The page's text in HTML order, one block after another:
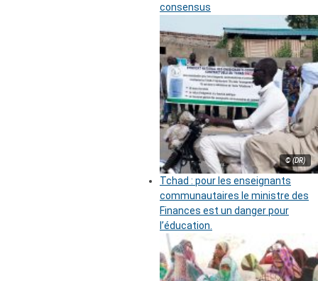
consensus
© (DR)
Tchad : pour les enseignants
communautaires le ministre des
Finances est un danger pour
l’éducation.